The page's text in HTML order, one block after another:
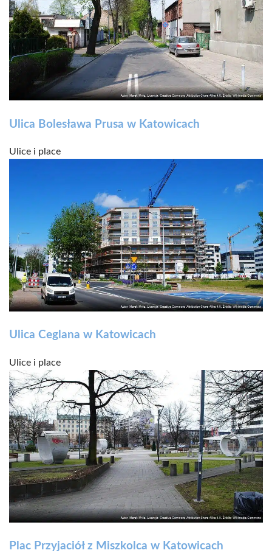
Ulica Bolesława Prusa w Katowicach
Ulice i place
Ulica Ceglana w Katowicach
Ulice i place
Plac Przyjaciół z Miszkolca w Katowicach